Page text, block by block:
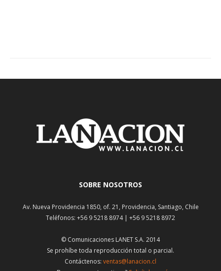
SOBRE NOSOTROS
Av. Nueva Providencia 1850, of. 21, Providencia, Santiago, Chile
Teléfonos: +56 9 5218 8974 | +56 9 5218 8972
© Comunicaciones LANET S.A. 2014
Se prohíbe toda reproducción total o parcial.
Contáctenos: ventas@lanacion.cl